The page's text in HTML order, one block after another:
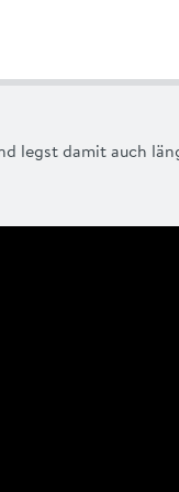
legst damit auch